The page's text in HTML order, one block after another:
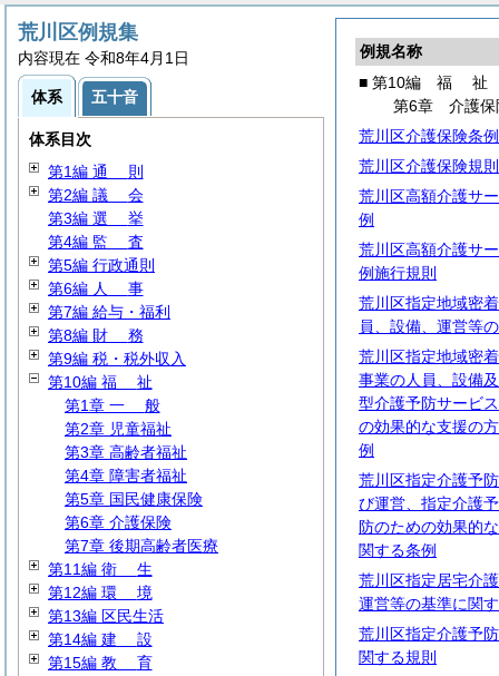
例規名称
■ 第10編 福 祉
第6章 介護保
荒川区介護保険条例
荒川区介護保険規則
荒川区高額介護サ
例
荒川区高額介護サ
例施行規則
荒川区指定地域密
員、設備、運営等
荒川区指定地域密
事業の人員、設備
型介護予防サービ
の効果的な支援の
例
荒川区指定介護予
び運営、指定介護
防のための効果的
関する条例
荒川区指定居宅介
運営等の基準に関
荒川区指定介護予
関する規則
荒川区例規集
内容現在 令和8年4月1日
体系 五十音
体系目次
第1編 通 則
第2編 議 会
第3編 選 挙
第4編 監 査
第5編 行政通則
第6編 人 事
第7編 給与・福利
第8編 財 務
第9編 税・税外収入
第10編 福 祉
第1章 一 般
第2章 児童福祉
第3章 高齢者福祉
第4章 障害者福祉
第5章 国民健康保険
第6章 介護保険
第7章 後期高齢者医療
第11編 衛 生
第12編 環 境
第13編 区民生活
第14編 建 設
第15編 教 育